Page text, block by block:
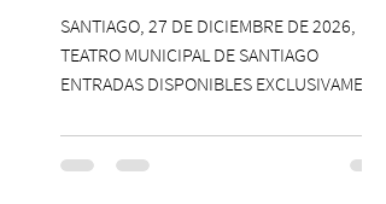
Cuarteto Austral en el
Teatro Municipal de
Santiago
SANTIAGO, 27 DE DICIEMBRE DE 2026,
TEATRO MUNICIPAL DE SANTIAGO
ENTRADAS DISPONIBLES EXCLUSIVAMENTE
agrupación ícono de la Nueva Canción
Chilena conmemorará su legado de 60